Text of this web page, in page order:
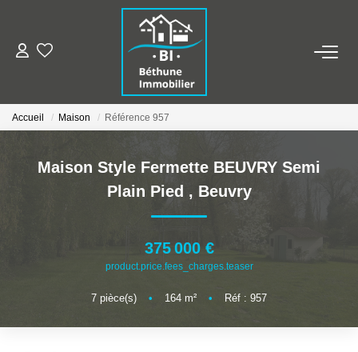
ALERTE MAILS
ESTIMER VOTRE BIEN
NOS AGENCES
Qui Sommes Nous
Nos Contacts
Nos Actualités
NOS BIENS
Accueil Maison Référence 957
Maison Style Fermette BEUVRY Semi
Plain Pied , Beuvry
375 000 €
product.price.fees_charges.teaser
7 pièce(s) • 164 m² • Réf : 957